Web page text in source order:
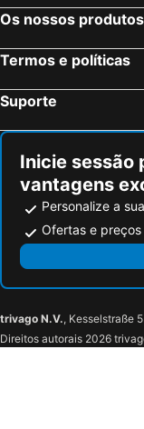
Os nossos produtos
Termos e políticas
Suporte
Inicie sessão
vantagens
Personalize a
Ofertas e
trivago N.V., Kesselstraße
Direitos autorais 2026